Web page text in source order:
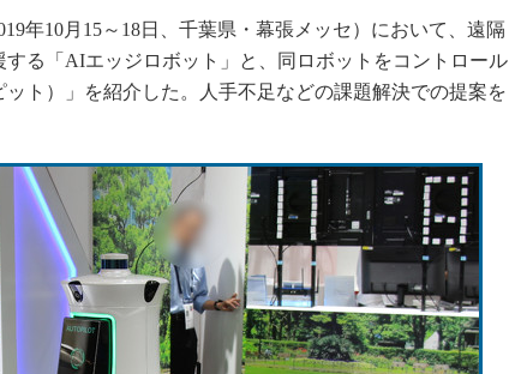
インダストリー4.0
イノベーション
メイドインジャパン
植物工場
知財マネジメント
海外生産
グローバル設計・開発
制御セキュリティ
年10月15～18日、千葉県・幕張メッセ）において、遠隔
る「AIエッジロボット」と、同ロボットをコントロール
ト）」を紹介した。人手不足などの課題解決での提案を